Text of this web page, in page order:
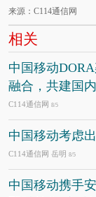
来源：C114通信网
相关
中国移动
融合，共建国
C114通信网 8/5
中国移动考虑
C114通信网 岳明 8/5
中国移动携手